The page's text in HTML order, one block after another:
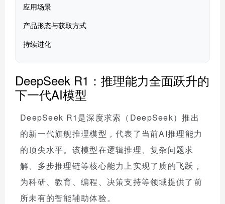
应用场景
产品形态与获取方式
持续进化
DeepSeek R1：推理能力全面跃升的
下一代AI模型
DeepSeek R1是深度求索（DeepSeek）推出
的新一代旗舰推理模型，代表了当前AI推理能力
的顶尖水平。该模型在逻辑推理、复杂问题求
解、多步推理链等核心能力上实现了质的飞跃，
为科研、教育、编程、决策支持等领域提供了前
所未有的智能辅助体验。